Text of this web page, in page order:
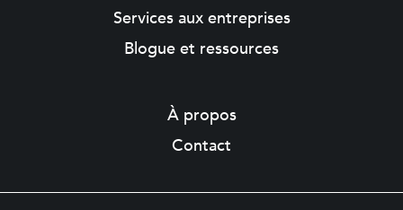
Services aux entreprises
Blogue et ressources
À propos
Contact